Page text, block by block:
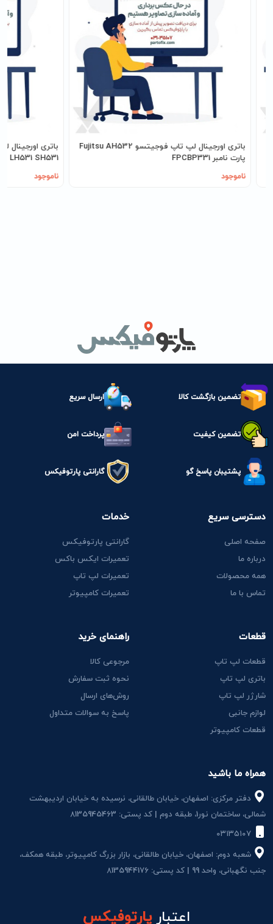
باتری اورجینال لپ تاپ فوجیتسو Fujitsu AH532
پارت نامبر FPCBP331
ناموجود ناموجود
تضمین بازگشت کالا ارسال سریع
تضمین کیفیت پرداخت امن
پشتیبان پاسخ گو گارانتی پارتوفیکس
همراه ما باشید
دفتر مرکزی: اصفهان، خیابان طالقانی، نرسیده به خیابان اردیبهشت
شمالی، ساختمان نور1، طبقه دوم | کد پستی: 8135945463
شعبه دوم: اصفهان، خیابان طالقانی، بازار بزرگ کامپیوتر، طبقه همکف،
جنب نگهبانی، واحد 99 | کد پستی: 8135944176
دسترسی سریع
صفحه اصلی
درباره ما
همه محصولات
تماس با ما
قطعات
قطعات لپ تاپ
باتری لپ تاپ
شارژر لپ تاپ
لوازم جانبی
قطعات کامپیوتر
خدمات
گارانتی پارتوفیکس
تعمیرات ایکس باکس
تعمیرات لپ تاپ
تعمیرات کامپیوتر
راهنمای خرید
مرجوعی کالا
نحوه ثبت سفارش
روش‌های ارسال
پاسخ به سوالات متداول
اعتبارپارتوفیکس